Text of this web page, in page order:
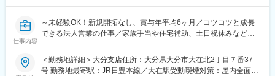
・新商品・既存商品の提案資料作成、見積作成
・受注手配、納期調整、出荷指示などの社内調整業務
・顧客フォロー（売れ行き確認、追加提案、課題ヒアリング）
・仕入れ商品の搬入・検品・運搬業務
業
※20kg程度の重い荷物もあります(ある程度の体力が必要です)
仕事内容
～未経験OK！新規開拓なし、賞与年平均6ヶ月／コツコツと成長
できる法人営業の仕事／家族手当や住宅補助、土日祝休みなど安
■業務内容：
＜勤務地詳細＞大分支店住所：大分県大分市大在北2丁目７番37
号 勤務地最寄駅：JR日豊本線／大在駅受動喫煙対策：屋内全面禁